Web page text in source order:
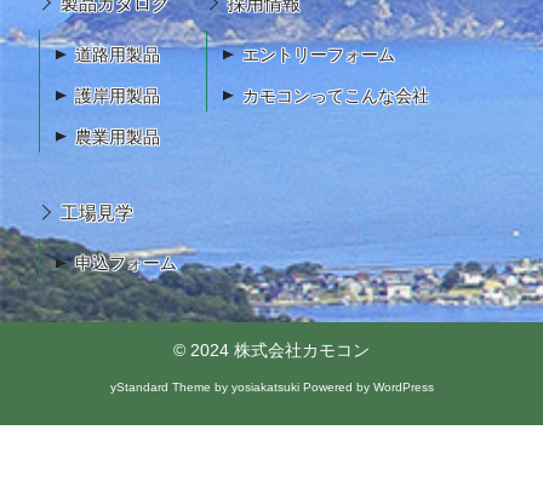
道路用製品
護岸用製品
農業用製品
エントリーフォーム
カモコンってこんな会社
工場見学
申込フォーム
© 2024 株式会社カモコン
yStandard Theme by yosiakatsukiPowered by WordPress